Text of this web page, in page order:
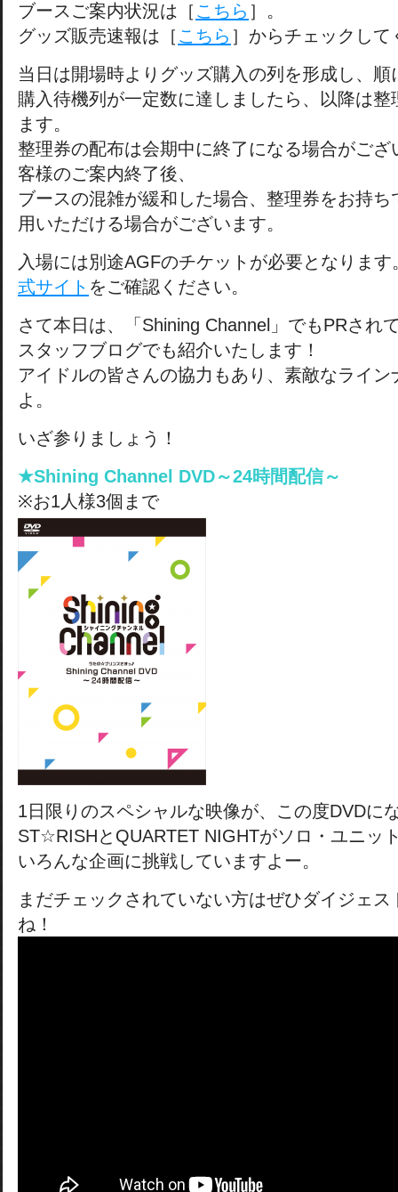
ブースご案内状況は［ こちら ］。
グッズ販売速報は［ こちら ］からチェックして
当日は開場時よりグッズ購入の列を形成し、
購入待機列が一定数に達しましたら、以降は
ます。
整理券の配布は会期中に終了になる場合がご
客様のご案内終了後、
ブースの混雑が緩和した場合、整理券をお持
用いただける場合がございます。
入場には別途AGFのチケットが必要となります
式サイト をご確認ください。
さて本日は、「Shining Channel」でもPRされ
スタッフブログでも紹介いたします！
アイドルの皆さんの協力もあり、素敵なライ
よ。
いざ参りましょう！
★Shining Channel DVD～24時間配信～
※お1人様3個まで
1日限りのスペシャルな映像が、この度DVDに
ST☆RISHとQUARTET NIGHTがソロ・ユニッ
いろんな企画に挑戦していますよー。
まだチェックされていない方はぜひダイジェ
ね！